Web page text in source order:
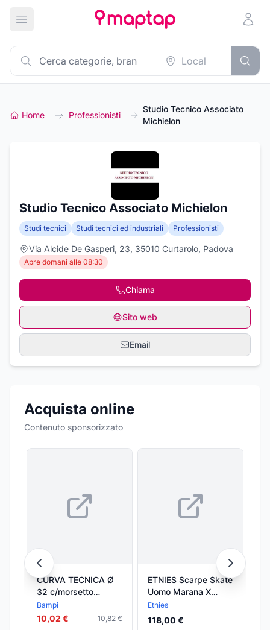
Apri menu principale
Home Professionisti
Studio Tecnico Associato
Michielon
Studio Tecnico Associato Michielon
Studi tecnici Studi tecnici ed industriali Professionisti
Via Alcide De Gasperi, 23, 35010 Curtarolo, Padova
Apre domani alle 08:30
Chiama
Sito web
Email
Acquista online
Contenuto sponsorizzato
CURVA TECNICA Ø
32 c/morsetto
tecnico 50x2632
BAMPI
Bampi
10,02 € 10,82 €
ETNIES Scarpe Skate
Uomo Marana X
Michelin Cement
Etnies
118,00 €